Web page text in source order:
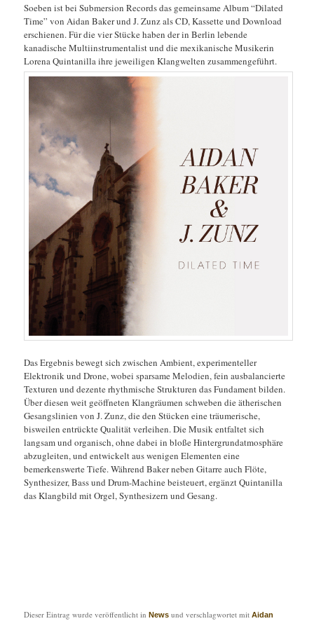
Soeben ist bei Submersion Records das gemeinsame Album “Dilated
Time” von Aidan Baker und J. Zunz als CD, Kassette und Download
erschienen. Für die vier Stücke haben der in Berlin lebende
kanadische Multiinstrumentalist und die mexikanische Musikerin
Lorena Quintanilla ihre jeweiligen Klangwelten zusammengeführt.
Das Ergebnis bewegt sich zwischen Ambient, experimenteller
Elektronik und Drone, wobei sparsame Melodien, fein ausbalancierte
Texturen und dezente rhythmische Strukturen das Fundament bilden.
Über diesen weit geöffneten Klangräumen schweben die ätherischen
Gesangslinien von J. Zunz, die den Stücken eine träumerische,
bisweilen entrückte Qualität verleihen. Die Musik entfaltet sich
langsam und organisch, ohne dabei in bloße Hintergrundatmosphäre
abzugleiten, und entwickelt aus wenigen Elementen eine
bemerkenswerte Tiefe. Während Baker neben Gitarre auch Flöte,
Synthesizer, Bass und Drum-Machine beisteuert, ergänzt Quintanilla
das Klangbild mit Orgel, Synthesizern und Gesang.
Dieser Eintrag wurde veröffentlicht inNews und verschlagwortet mitAidan